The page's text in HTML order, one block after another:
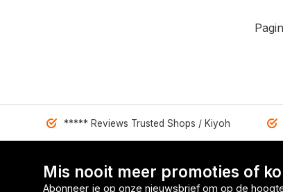
***** Reviews Trusted Shops / Kiyoh
Mis nooit meer promoties of
Abonneer je op onze nieuwsbrief om op de